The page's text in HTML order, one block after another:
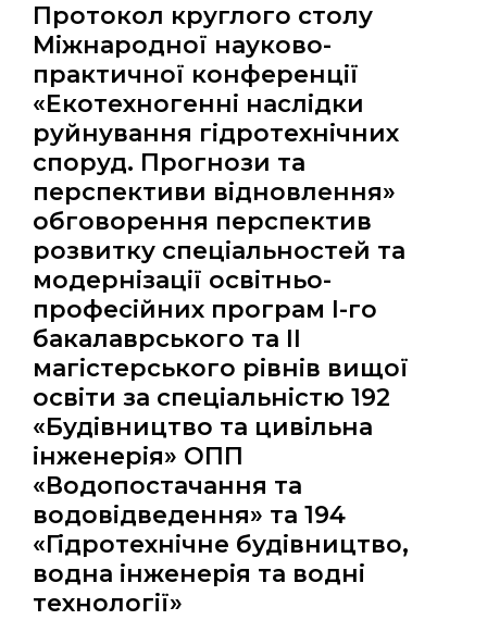
Протокол круглого столу
Міжнародної науково-
практичної конференції
«Екотехногенні наслідки
руйнування гідротехнічних
споруд. Прогнози та
перспективи відновлення»
обговорення перспектив
розвитку спеціальностей та
модернізації освітньо-
професійних програм І-го
бакалаврського та ІІ
магістерського рівнів вищої
освіти за спеціальністю 192
«Будівництво та цивільна
інженерія» ОПП
«Водопостачання та
водовідведення» та 194
«Гідротехнічне будівництво,
водна інженерія та водні
технології»